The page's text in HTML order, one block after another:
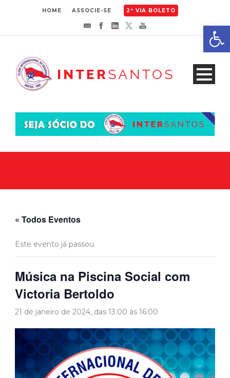
HOME ASSOCIE-SE 2ª VIA BOLETO
« Todos Eventos
Este evento já passou.
Música na Piscina Social com
Victoria Bertoldo
21 de janeiro de 2024, das 13:00 às 16:00
Abrir